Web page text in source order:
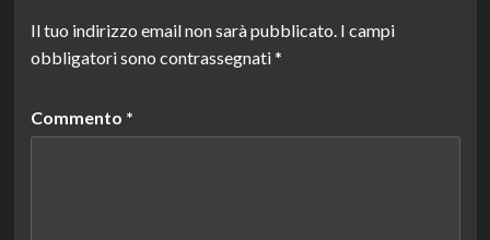
Il tuo indirizzo email non sarà pubblicato. I campi
obbligatori sono contrassegnati*
Commento *